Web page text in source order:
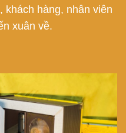
khách hàng, nhân viên
xuân về.